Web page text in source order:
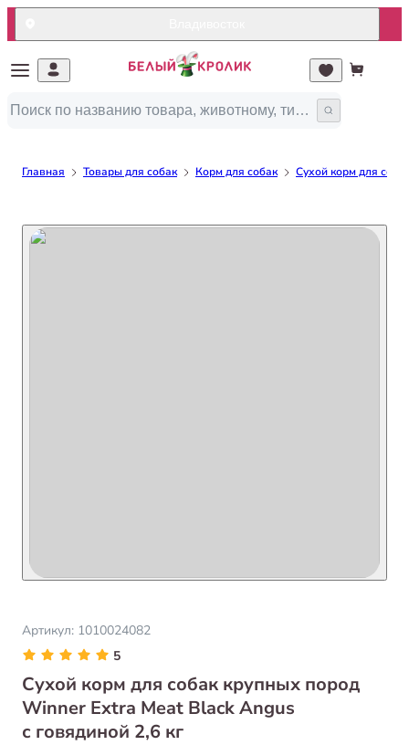
Главная Товары для собак Корм для собак Сухой корм для
Артикул: 1010024082
5
Сухой корм для собак крупных пород
Winner Extra Meat Black Angus
с говядиной 2,6 кг